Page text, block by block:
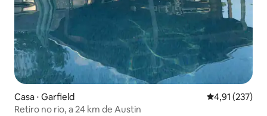
Casa ⋅ Garfield 4,91 de uma
4,91 (237)
Retiro no rio, a 24 km de Austin